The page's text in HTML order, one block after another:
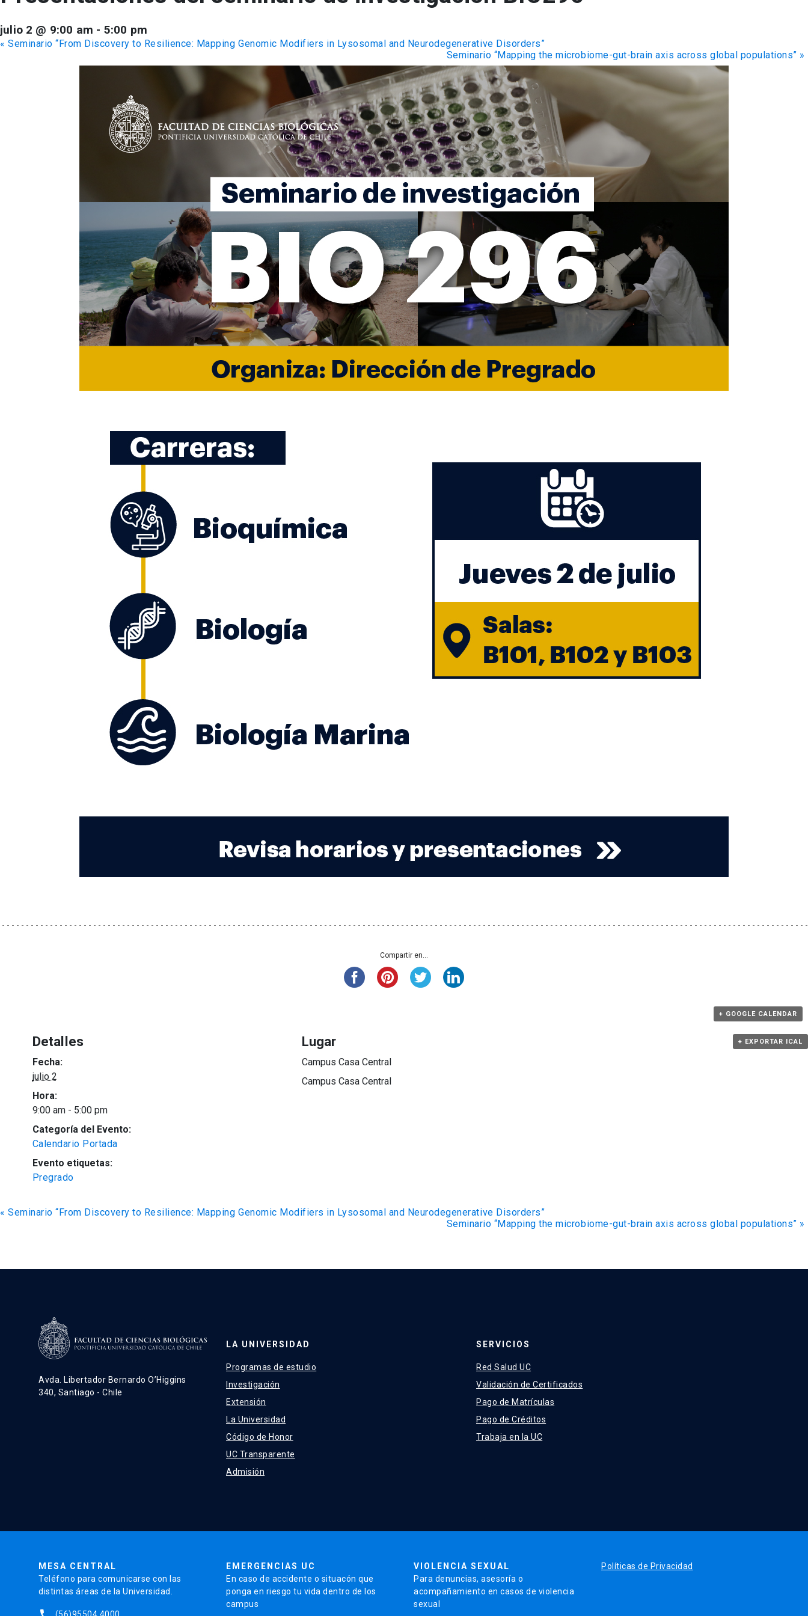
julio 2 @ 9:00 am - 5:00 pm
« Seminario “From Discovery to Resilience: Mapping Genomic Modifiers in Lysosomal and Neurodegenerative Disorders”
Seminario “Mapping the microbiome-gut-brain axis across global populations” »
Compartir en...
+ GOOGLE CALENDAR
+ EXPORTAR ICAL
Detalles
Fecha:
julio 2
Hora:
9:00 am - 5:00 pm
Categoría del Evento:
Calendario Portada
Evento etiquetas:
Pregrado
Lugar
Campus Casa Central
Campus Casa Central
« Seminario “From Discovery to Resilience: Mapping Genomic Modifiers in Lysosomal and Neurodegenerative Disorders”
Seminario “Mapping the microbiome-gut-brain axis across global populations” »
Avda. Libertador Bernardo O’Higgins
340, Santiago - Chile
LA UNIVERSIDAD
Programas de estudio
Investigación
Extensión
La Universidad
Código de Honor
UC Transparente
Admisión
SERVICIOS
Red Salud UC
Validación de Certificados
Pago de Matrículas
Pago de Créditos
Trabaja en la UC
MESA CENTRAL
Teléfono para comunicarse con las
distintas áreas de la Universidad.
(56)95504 4000
EMERGENCIAS UC
En caso de accidente o situacón que
ponga en riesgo tu vida dentro de los
campus
VIOLENCIA SEXUAL
Para denuncias, asesoría o
acompañamiento en casos de violencia
sexual
Políticas de Privacidad